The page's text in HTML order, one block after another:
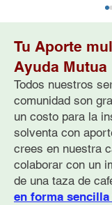
¿Por qué
de ayuda
Tu Aporte
Ayuda Mutua
Todos nuestros
comunidad son
un costo para la
solventa con
crees en nuestra
colaborar con un
de una taza de
en forma sencilla